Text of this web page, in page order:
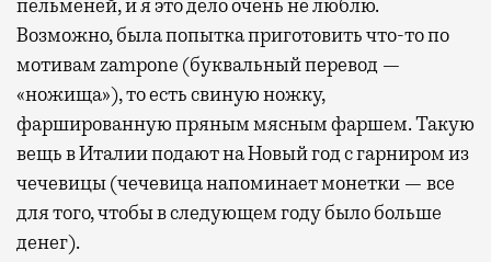
пельменей, и я это дело очень не люблю.
Возможно, была попытка приготовить что-то по
мотивам zampone (буквальный перевод —
«ножища»), то есть свиную ножку,
фаршированную пряным мясным фаршем. Такую
вещь в Италии подают на Новый год с гарниром из
чечевицы (чечевица напоминает монетки — все
для того, чтобы в следующем году было больше
денег).